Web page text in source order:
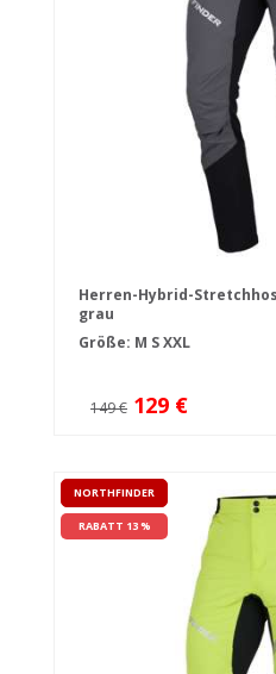
Herren-Hybrid-Stretchhose
grau
Größe: M SXXL
149 € 129 €
NORTHFINDER
RABATT 13 %